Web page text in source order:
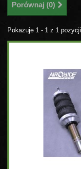
Porównaj (0)
Pokazuje 1 - 1 z 1 pozycji